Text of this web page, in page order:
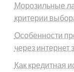
Морозильные
критерии
Особенности
через интернет
Как кредитная